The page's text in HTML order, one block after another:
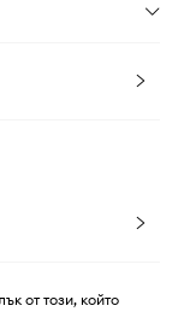
от този, който